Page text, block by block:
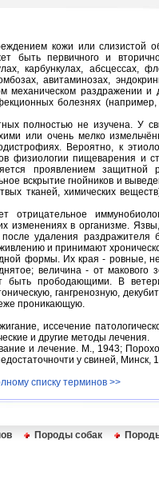
кожи или слизистой
быть первичного и
карбункулах, абсцессах,
авитаминозах,
механическом раздражении и
болезнях (например,
полностью не изучена. У
или очень мелко
Вероятно, к
физиологии пищеварения и
проявлением защитной
вскрытие гнойников и
тканей, химических
изменениях в организме.
удаления раздражителя
и принимают
формы. Их края - ровные,
величина - от макового
быть прободающими. В
гангренозную,
проникающую.
иссечение
и другие методы лечения.
и лечение. М., 1943;
у свиней, Минск,
списку терминов >>
Породы собак